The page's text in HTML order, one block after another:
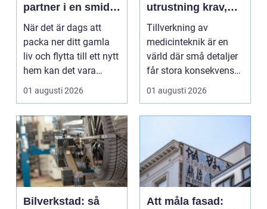
partner i en smidig
flytt
När det är dags att
packa ner ditt gamla
liv och flytta till ett nytt
hem kan det vara
&ou...
01 augusti 2026
utrustning krav,
kvalitet och
precision
Tillverkning av
medicinteknik är en
värld där små detaljer
får stora konsekvenser.
En liten avvikels...
01 augusti 2026
Bilverkstad: så
Att måla fasad: